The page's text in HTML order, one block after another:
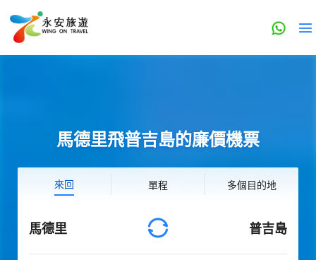
馬德里飛普吉島的廉價機票
來回 單程 多個目的地
馬德里 普吉島